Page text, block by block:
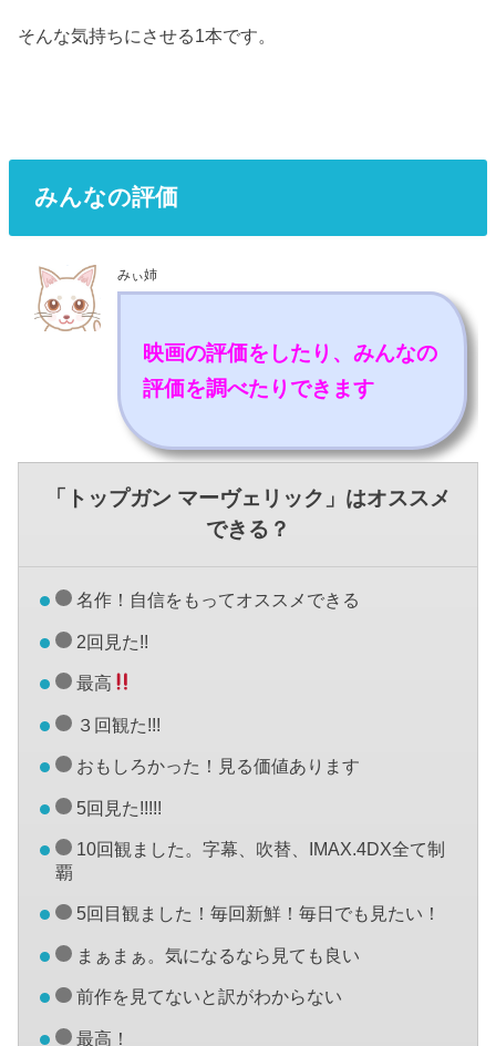
そんな気持ちにさせる1本です。
みんなの評価
みぃ姉
映画の評価をしたり、みんなの
評価を調べたりできます
「トップガン マーヴェリック」はオススメ
できる？
名作！自信をもってオススメできる
2回見た!!
最高
３回観た!!!
おもしろかった！見る価値あります
5回見た!!!!!
10回観ました。字幕、吹替、IMAX.4DX全て制
覇
5回目観ました！毎回新鮮！毎日でも見たい！
まぁまぁ。気になるなら見ても良い
前作を見てないと訳がわからない
最高！